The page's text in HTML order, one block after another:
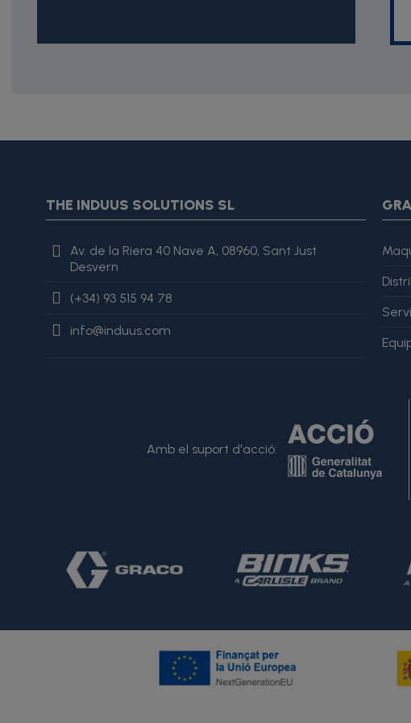
THE INDUUS SOLUTIONS SL
Av. de la Riera 40 Nave A, 08960, Sant Just
Desvern
(+34) 93 515 94 78
info@induus.com
Amb el suport d'acció:
"review": { "@type": "Review", "author": { "@type": "Person", "name":
es excelente, lo recomiendo totalmente." }